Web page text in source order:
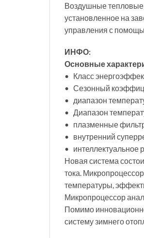
Воздушные тепловые
установленное на
управления с
ИНФО:
Основные
• Класс
• Сезонный
• диапазон
• Диапазон
• плазменные
• внутренний
• интеллектуальное
Новая система
тока.
температуры,
Микропроцессор
Помимо
систему зимнего